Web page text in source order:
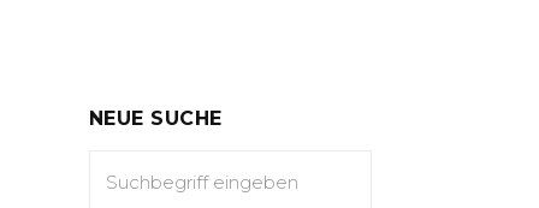
NEUE SUCHE